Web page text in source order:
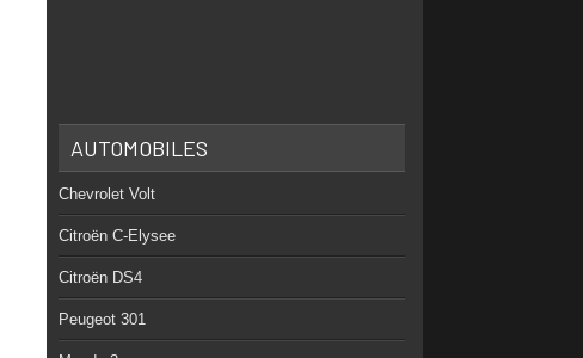
AUTOMOBILES
Chevrolet Volt
Citroën C-Elysee
Citroën DS4
Peugeot 301